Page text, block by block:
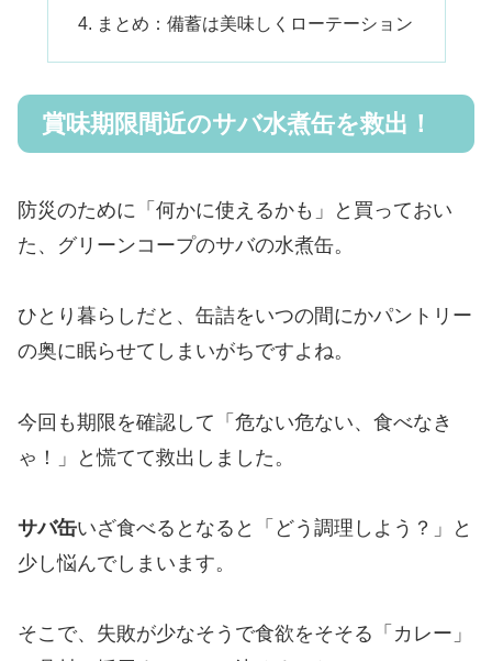
まとめ：備蓄は美味しくローテーション
賞味期限間近のサバ水煮缶を救出！
防災のために「何かに使えるかも」と買っておい
た、グリーンコープのサバの水煮缶。
ひとり暮らしだと、缶詰をいつの間にかパントリー
の奥に眠らせてしまいがちですよね。
今回も期限を確認して「危ない危ない、食べなき
ゃ！」と慌てて救出しました。
サバ缶いざ食べるとなると「どう調理しよう？」と
少し悩んでしまいます。
そこで、失敗が少なそうで食欲をそそる「カレー」